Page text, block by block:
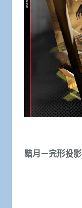
黯月－完形投影